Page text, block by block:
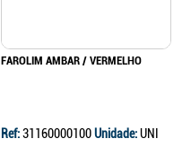
FAROLIM AMBAR / VERMELHO
Ref:31160000100Unidade:UNI